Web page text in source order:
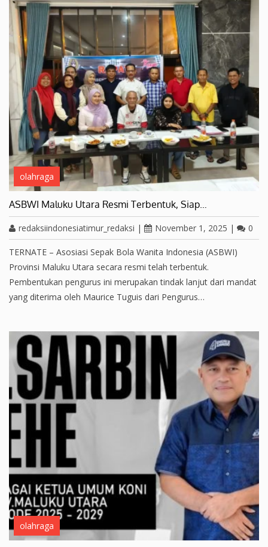
olahraga
ASBWI Maluku Utara Resmi Terbentuk, Siap…
redaksiindonesiatimur_redaksi | November 1, 2025 | 0
TERNATE – Asosiasi Sepak Bola Wanita Indonesia (ASBWI)
Provinsi Maluku Utara secara resmi telah terbentuk.
Pembentukan pengurus ini merupakan tindak lanjut dari mandat
yang diterima oleh Maurice Tuguis dari Pengurus…
olahraga